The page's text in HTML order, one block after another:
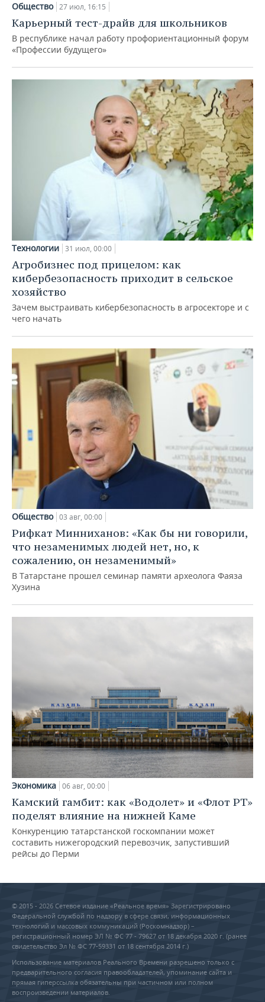
Общество 27 июл, 16:15
Карьерный тест-драйв для школьников
В республике начал работу профориентационный форум
«Профессии будущего»
Технологии 31 июл, 00:00
Агробизнес под прицелом: как
кибербезопасность приходит в сельское
хозяйство
Зачем выстраивать кибербезопасность в агросекторе и с
чего начать
Общество 03 авг, 00:00
Рифкат Минниханов: «Как бы ни говорили,
что незаменимых людей нет, но, к
сожалению, он незаменимый»
В Татарстане прошел семинар памяти археолога Фаяза
Хузина
Экономика 06 авг, 00:00
Камский гамбит: как «Водолет» и «Флот РТ»
поделят влияние на нижней Каме
Конкуренцию татарстанской госкомпании может
составить нижегородский перевозчик, запустивший
рейсы до Перми
© 2015 - 2026 Сетевое издание «Реальное время» Зарегистрировано
Федеральной службой по надзору в сфере связи, информационных
технологий и массовых коммуникаций (Роскомнадзор) –
регистрационный номер ЭЛ № ФС 77 - 79627 от 18 декабря 2020 г. (ранее
свидетельство Эл № ФС 77-59331 от 18 сентября 2014 г.)
Использование материалов Реального Времени разрешено только с
предварительного согласия правообладателей, упоминание сайта и
прямая гиперссылка обязательны при частичном или полном
воспроизведении материалов.